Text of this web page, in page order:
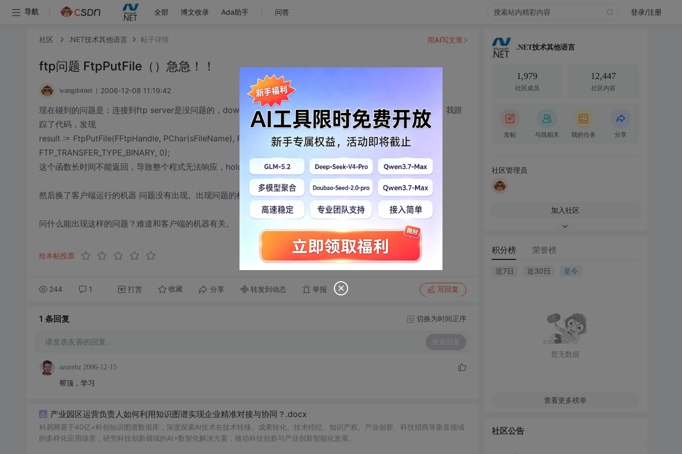
导航 全部 博文收录 Ada助手 问答 登录/注册
社区 .NET技术其他语言 帖子详情
ftp问题 FtpPutFile（）急急！！
wangdotnet 2006-12-08 11:19:42
现在碰到的问题是：连接到ftp server是没问题的，download文件也没问题；但是，uploade文件是就出现问题，我跟
踪了代码，发现
result := FtpPutFile(FFtpHandle, PChar(sFileName), PChar(ExtractFileName(sFileName)),
FTP_TRANSFER_TYPE_BINARY, 0);
这个函数长时间不能返回，导致整个程式无法响应，hold住了。
然后换了客户端运行的机器 问题没有出现。出现问题的机器时256M内存 没问题的是512M 其他没区别
问什么能出现这样的问题？难道和客户端的机器有关。
给本帖投票
244 1 打赏 收藏 分享 转发到动态 举报 写回复
用AI写文章
1 条回复 切换为时间正序
请发表友善的回复… 发表回复
azurebz 2006-12-15
帮顶，学习
产业园区运营负责人如何利用知识图谱实现企业精准对接与协同？.docx
科易网基于40亿+科创知识图谱数据库，深度探索AI技术在技术转移、成果转化、技术经纪、知识产权、产业创新、科技招商等垂直领域
的多样化应用场景，研究科技创新领域的AI+数智化解决方案，推动科技创新与产业创新智能化发展。
.NET技术其他语言
1,979
社区成员
12,447
社区内容
发帖 与我相关 我的任务 分享
社区管理员
加入社区
积分榜 荣誉榜
近7日 近30日 至今
暂无数据
查看更多榜单
社区公告